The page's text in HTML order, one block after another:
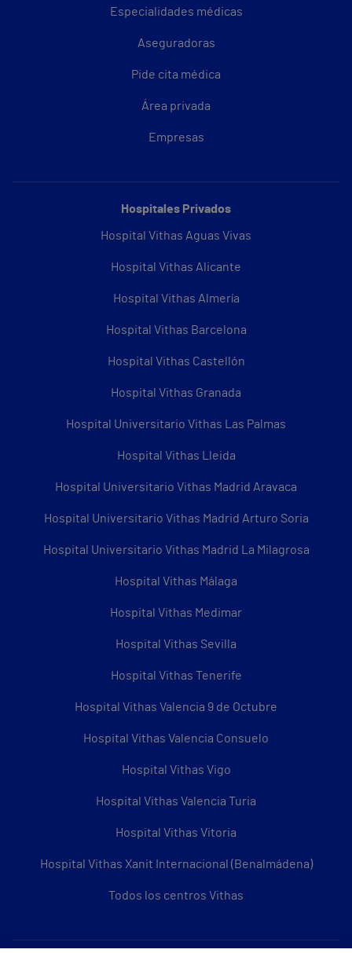
Especialidades médicas
Aseguradoras
Pide cita médica
Área privada
Empresas
Hospitales Privados
Hospital Vithas Aguas Vivas
Hospital Vithas Alicante
Hospital Vithas Almería
Hospital Vithas Barcelona
Hospital Vithas Castellón
Hospital Vithas Granada
Hospital Universitario Vithas Las Palmas
Hospital Vithas Lleida
Hospital Universitario Vithas Madrid Aravaca
Hospital Universitario Vithas Madrid Arturo Soria
Hospital Universitario Vithas Madrid La Milagrosa
Hospital Vithas Málaga
Hospital Vithas Medimar
Hospital Vithas Sevilla
Hospital Vithas Tenerife
Hospital Vithas Valencia 9 de Octubre
Hospital Vithas Valencia Consuelo
Hospital Vithas Vigo
Hospital Vithas Valencia Turia
Hospital Vithas Vitoria
Hospital Vithas Xanit Internacional (Benalmádena)
Todos los centros Vithas